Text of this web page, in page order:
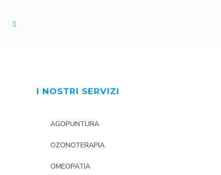
I NOSTRI SERVIZI
AGOPUNTURA
OZONOTERAPIA
OMEOPATIA